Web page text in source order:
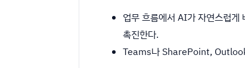
업무 흐름에서 AI가 자연스럽게
촉진한다.
Teams나 SharePoint, Outlook